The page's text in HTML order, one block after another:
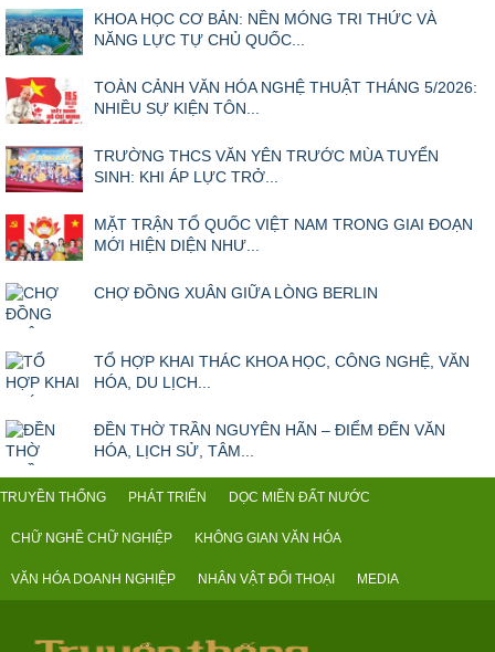
KHOA HỌC CƠ BẢN: NỀN MÓNG TRI THỨC VÀ
NĂNG LỰC TỰ CHỦ QUỐC...
TOÀN CẢNH VĂN HÓA NGHỆ THUẬT THÁNG 5/2026:
NHIỀU SỰ KIỆN TÔN...
TRƯỜNG THCS VĂN YÊN TRƯỚC MÙA TUYỂN
SINH: KHI ÁP LỰC TRỞ...
MẶT TRẬN TỔ QUỐC VIỆT NAM TRONG GIAI ĐOẠN
MỚI HIỆN DIỆN NHƯ...
CHỢ ĐỒNG XUÂN GIỮA LÒNG BERLIN
TỔ HỢP KHAI THÁC KHOA HỌC, CÔNG NGHỆ, VĂN
HÓA, DU LỊCH...
ĐỀN THỜ TRẦN NGUYÊN HÃN – ĐIỂM ĐẾN VĂN
HÓA, LỊCH SỬ, TÂM...
TRUYỀN THỐNG PHÁT TRIỂN DỌC MIỀN ĐẤT NƯỚC
CHỮ NGHỀ CHỮ NGHIỆP KHÔNG GIAN VĂN HÓA
VĂN HÓA DOANH NGHIỆP NHÂN VẬT ĐỐI THOẠI MEDIA